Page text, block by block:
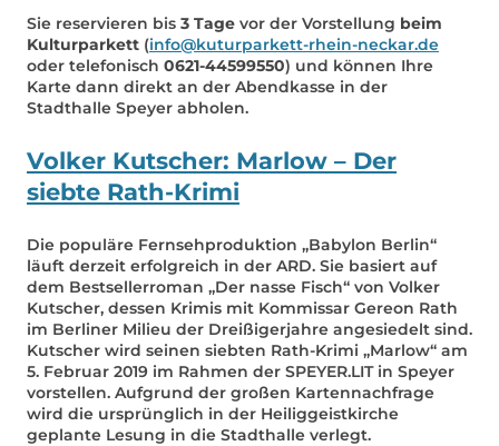
Sie reservieren bis 3 Tage vor der Vorstellung beim
Kulturparkett (info@kuturparkett-rhein-neckar.de
oder telefonisch 0621-44599550) und können Ihre
Karte dann direkt an der Abendkasse in der
Stadthalle Speyer abholen.
Volker Kutscher: Marlow – Der
siebte Rath-Krimi
Die populäre Fernsehproduktion „Babylon Berlin“
läuft derzeit erfolgreich in der ARD. Sie basiert auf
dem Bestsellerroman „Der nasse Fisch“ von Volker
Kutscher, dessen Krimis mit Kommissar Gereon Rath
im Berliner Milieu der Dreißigerjahre angesiedelt sind.
Kutscher wird seinen siebten Rath-Krimi „Marlow“ am
5. Februar 2019 im Rahmen der SPEYER.LIT in Speyer
vorstellen. Aufgrund der großen Kartennachfrage
wird die ursprünglich in der Heiliggeistkirche
geplante Lesung in die Stadthalle verlegt.